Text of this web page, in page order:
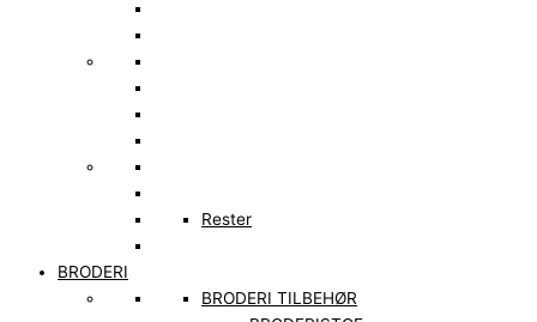
Rester
BRODERI
BRODERI TILBEHØR